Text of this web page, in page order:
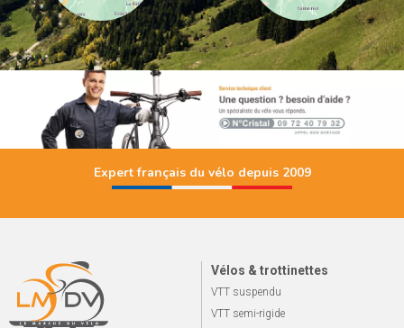
Expert français du vélo depuis 2009
Vélos & trottinettes
VTT suspendu
VTT semi-rigide